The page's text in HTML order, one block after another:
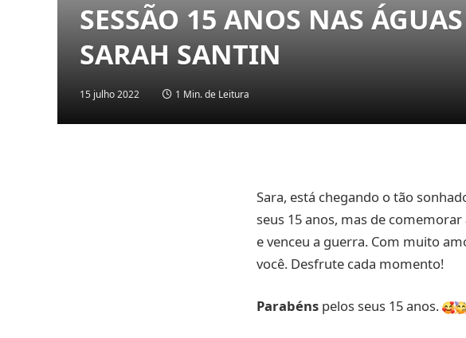
SESSÃO 15 ANOS NAS
SARAH SANTIN
15 julho 2022 1 Min. de Leitura
Sara, está chegando o tão
seus 15 anos, mas de
e venceu a guerra. Com muito
você. Desfrute cada momento!
Parabéns pelos seus 15 anos.